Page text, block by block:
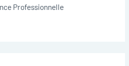
Professionnelle